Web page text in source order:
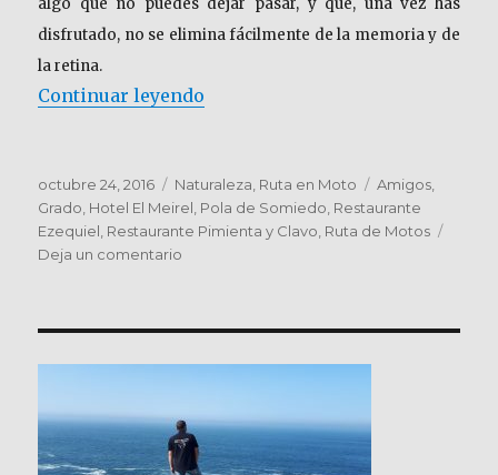
algo que no puedes dejar pasar, y que, una vez has
disfrutado, no se elimina fácilmente de la memoria y de
la retina.
Continuar leyendo
Publicado
el
octubre 24, 2016 Categorías
Naturaleza, Ruta en Moto Etiquetas
Amigos,
Grado, Hotel El Meirel, Pola de Somiedo, Restaurante
Ezequiel, Restaurante Pimienta y Clavo, Ruta de Motos
Deja un comentario
–
Pola
de
Somiedo